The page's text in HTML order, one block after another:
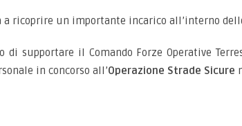
a ricoprire un importante incarico all’interno
di supportare il Comando Forze Operative
in concorso all’Operazione Strade Sicure